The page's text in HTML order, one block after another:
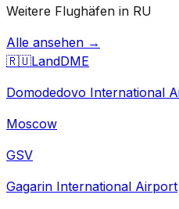
Weitere Flughäfen in RU
Alle ansehen →
🇷🇺LandDME
Domodedovo International
Moscow
GSV
Gagarin International Airport